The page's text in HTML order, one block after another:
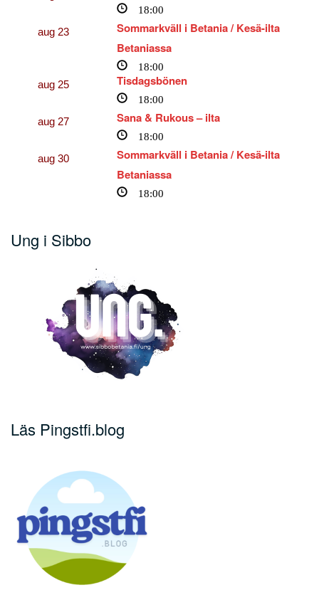
18:00
aug 23
Sommarkväll i Betania / Kesä-ilta
Betaniassa
18:00
aug 25 Tisdagsbönen
18:00
aug 27 Sana & Rukous – ilta
18:00
aug 30
Sommarkväll i Betania / Kesä-ilta
Betaniassa
18:00
Ung i Sibbo
Läs Pingstfi.blog